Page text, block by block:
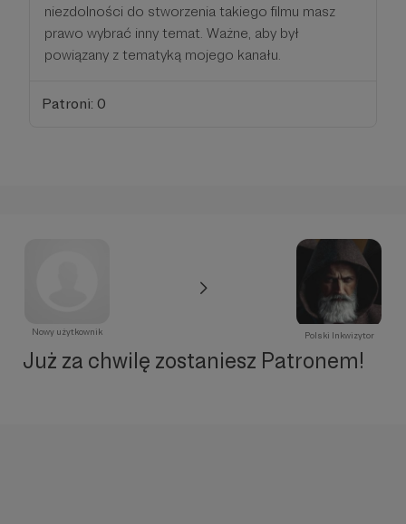
niezdolności do stworzenia takiego filmu masz
prawo wybrać inny temat. Ważne, aby był
powiązany z tematyką mojego kanału.
Patroni: 0
Nowy użytkownik Polski Inkwizytor
Już za chwilę zostaniesz Patronem!